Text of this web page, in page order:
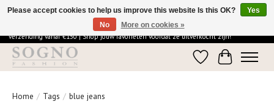
Ontdek de elegantie van SOGNO Fashion | Vandaag besteld = morgen in huis | Gratis
verzending vanaf €150 | Shop jouw favorieten voordat ze uitverkocht zijn!
WishlistCart
Home / Tags / blue jeans
Please accept cookies to help us improve this website Is this OK?
Yes
No
More on cookies »